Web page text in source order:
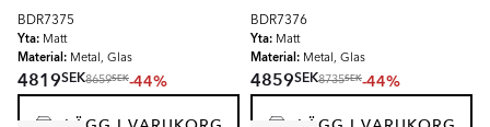
BDR7375
Yta: Matt
Material: Metal, Glas
4819SEK8659SEK-44%
BDR7376
Yta: Matt
Material: Metal, Glas
4859SEK8735SEK-44%